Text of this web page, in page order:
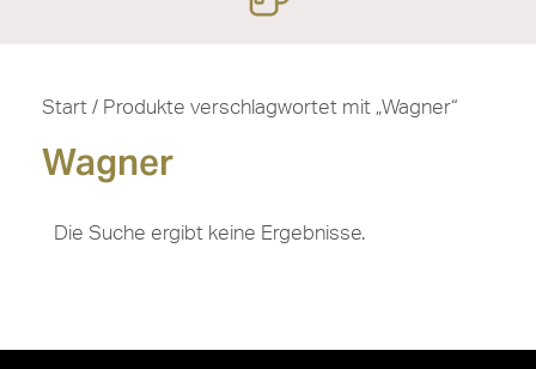
Start / Produkte verschlagwortet mit „Wagner“
Wagner
Die Suche ergibt keine Ergebnisse.